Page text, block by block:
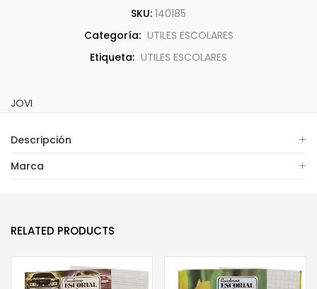
SKU: 140185
Categoría: UTILES ESCOLARES
Etiqueta: UTILES ESCOLARES
JOVI
Descripción
Marca
RELATED PRODUCTS